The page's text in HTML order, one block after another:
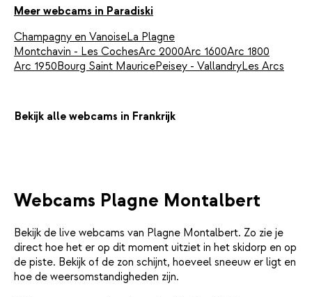
Meer webcams in Paradiski
Champagny en VanoiseLa Plagne
Montchavin - Les CochesArc 2000Arc 1600Arc 1800
Arc 1950Bourg Saint MauricePeisey - VallandryLes Arcs
Bekijk alle webcams in Frankrijk
Webcams Plagne Montalbert
Bekijk de live webcams van Plagne Montalbert. Zo zie je
direct hoe het er op dit moment uitziet in het skidorp en op
de piste. Bekijk of de zon schijnt, hoeveel sneeuw er ligt en
hoe de weersomstandigheden zijn.